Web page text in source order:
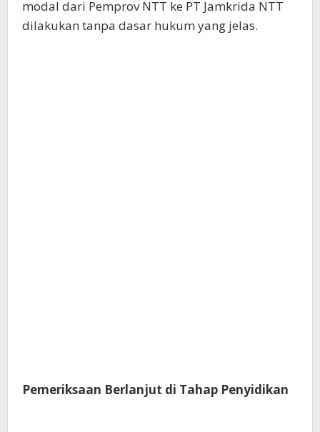
modal dari Pemprov NTT ke PT Jamkrida NTT
dilakukan tanpa dasar hukum yang jelas.
Pemeriksaan Berlanjut di Tahap Penyidikan